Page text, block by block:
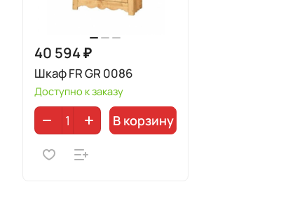
40 594 ₽
Шкаф FR GR 0086
Доступно к заказу
В корзину